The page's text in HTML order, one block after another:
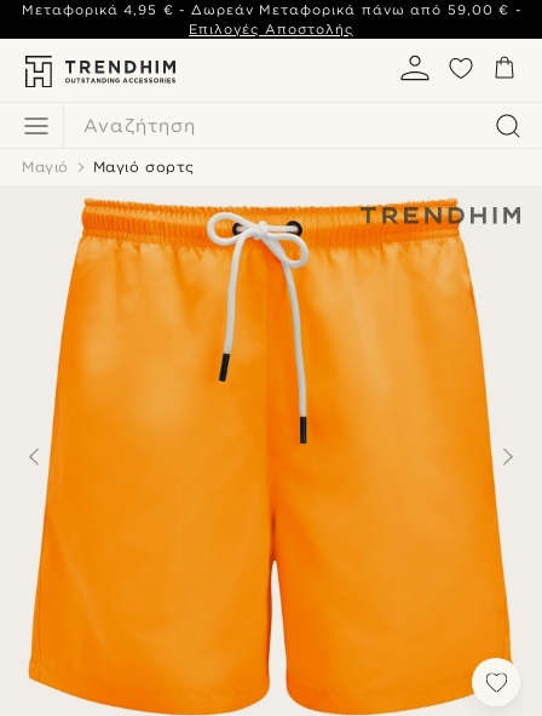
Αναζήτηση
Μεταφορικά 4,95 € - Δωρεάν Μεταφορικά πάνω από 59,00 € -
Επιλογές Αποστολής
Μαγιό Μαγιό σορτς